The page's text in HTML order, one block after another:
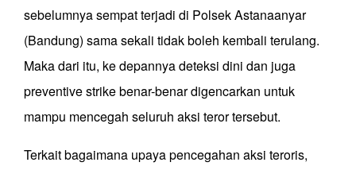
sebelumnya sempat terjadi di Polsek Astanaanyar
(Bandung) sama sekali tidak boleh kembali terulang.
Maka dari itu, ke depannya deteksi dini dan juga
preventive strike benar-benar digencarkan untuk
mampu mencegah seluruh aksi teror tersebut.
Terkait bagaimana upaya pencegahan aksi teroris,